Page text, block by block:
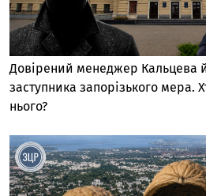
Довірений менеджер Кальцева
заступника запорізького мера.
нього?